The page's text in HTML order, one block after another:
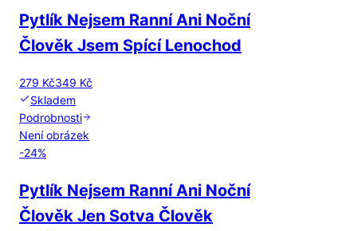
Pytlík Nejsem Ranní Ani Noční
Člověk Jsem Spící Lenochod
279 Kč349 Kč
Skladem
Podrobnosti
Není obrázek
-24%
Pytlík Nejsem Ranní Ani Noční
Člověk Jen Sotva Člověk